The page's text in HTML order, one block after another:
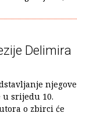
Delimira
njegove
u srijedu 10.
o zbirci će